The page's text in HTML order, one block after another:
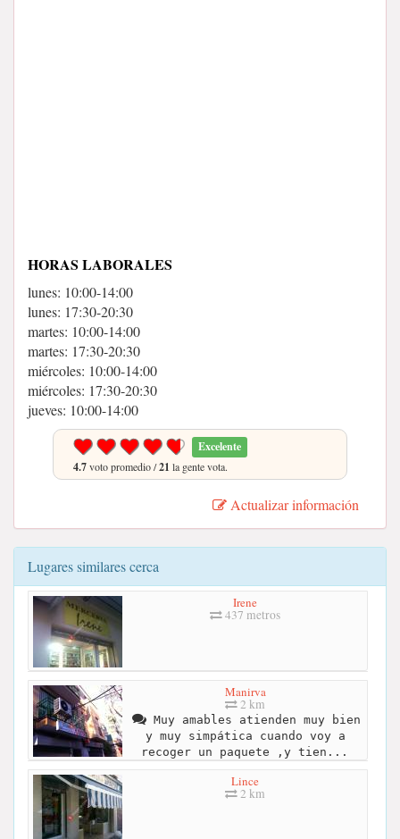
HORAS LABORALES
lunes: 10:00-14:00
lunes: 17:30-20:30
martes: 10:00-14:00
martes: 17:30-20:30
miércoles: 10:00-14:00
miércoles: 17:30-20:30
jueves: 10:00-14:00
Excelente
4.7voto promedio /21 la gente vota.
Actualizar información
Lugares similares cerca
Irene
437 metros
Manirva
2 km
Muy amables atienden muy bien
y muy simpática cuando voy a
recoger un paquete ,y tien...
Lince
2 km